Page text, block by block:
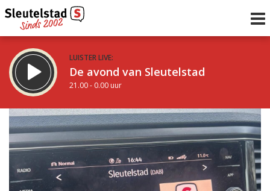
LUISTER LIVE:
De avond van Sleutelstad
21.00 - 0.00 uur
STRAKS:
De nacht van Sleutelstad
0.00 - 6.00 uur
Vorig uur
uur 1 van 0 Volgend uur